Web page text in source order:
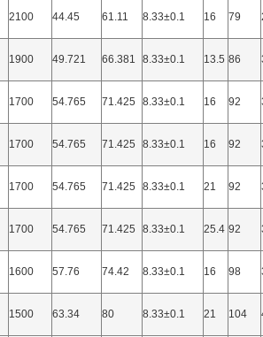
2100 44.45 61.11 8.33±0.1 16 79
1900 49.721 66.381 8.33±0.1 13.5 86
1700 54.765 71.425 8.33±0.1 16 92
1700 54.765 71.425 8.33±0.1 16 92
1700 54.765 71.425 8.33±0.1 21 92
1700 54.765 71.425 8.33±0.1 25.4 92
1600 57.76 74.42 8.33±0.1 16 98
1500 63.34 80 8.33±0.1 21 104